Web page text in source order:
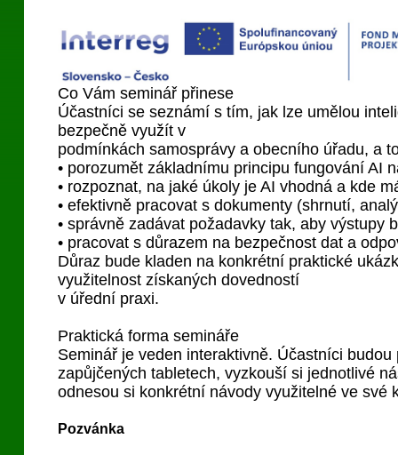
Co Vám seminář přinese
Účastníci se seznámí s tím, jak lze umělou
bezpečně využít v
podmínkách samosprávy a obecního úřadu, a
• porozumět základnímu principu fungování AI
• rozpoznat, na jaké úkoly je AI vhodná a kde
• efektivně pracovat s dokumenty (shrnutí,
• správně zadávat požadavky tak, aby výstupy
• pracovat s důrazem na bezpečnost dat a
Důraz bude kladen na konkrétní praktické
využitelnost získaných dovedností
v úřední praxi.
Praktická forma semináře
Seminář je veden interaktivně. Účastníci
zapůjčených tabletech, vyzkouší si jednotlivé
odnesou si konkrétní návody využitelné ve své
Pozvánka